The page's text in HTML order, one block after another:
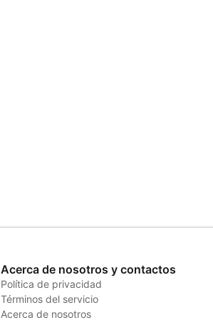
Acerca de nosotros y contactos
Política de privacidad
Términos del servicio
Acerca de nosotros